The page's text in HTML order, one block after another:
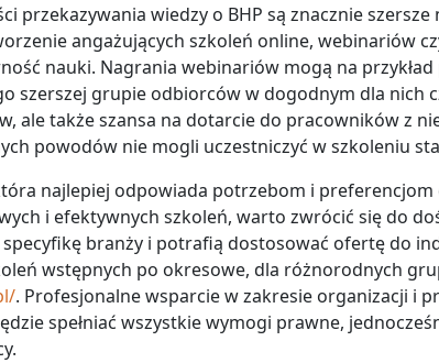
przekazywania wiedzy o BHP są znacznie
angażujących szkoleń online, webinariów
nauki. Nagrania webinariów mogą na przykład
szerszej grupie odbiorców w dogodnym dla nich
ale także szansa na dotarcie do pracowników z
powodów nie mogli uczestniczyć w szkoleniu
najlepiej odpowiada potrzebom i preferencjom
i efektywnych szkoleń, warto zwrócić się do
branży i potrafią dostosować ofertę do
wstępnych po okresowe, dla różnorodnych
. Profesjonalne wsparcie w zakresie organizacji i
spełniać wszystkie wymogi prawne,